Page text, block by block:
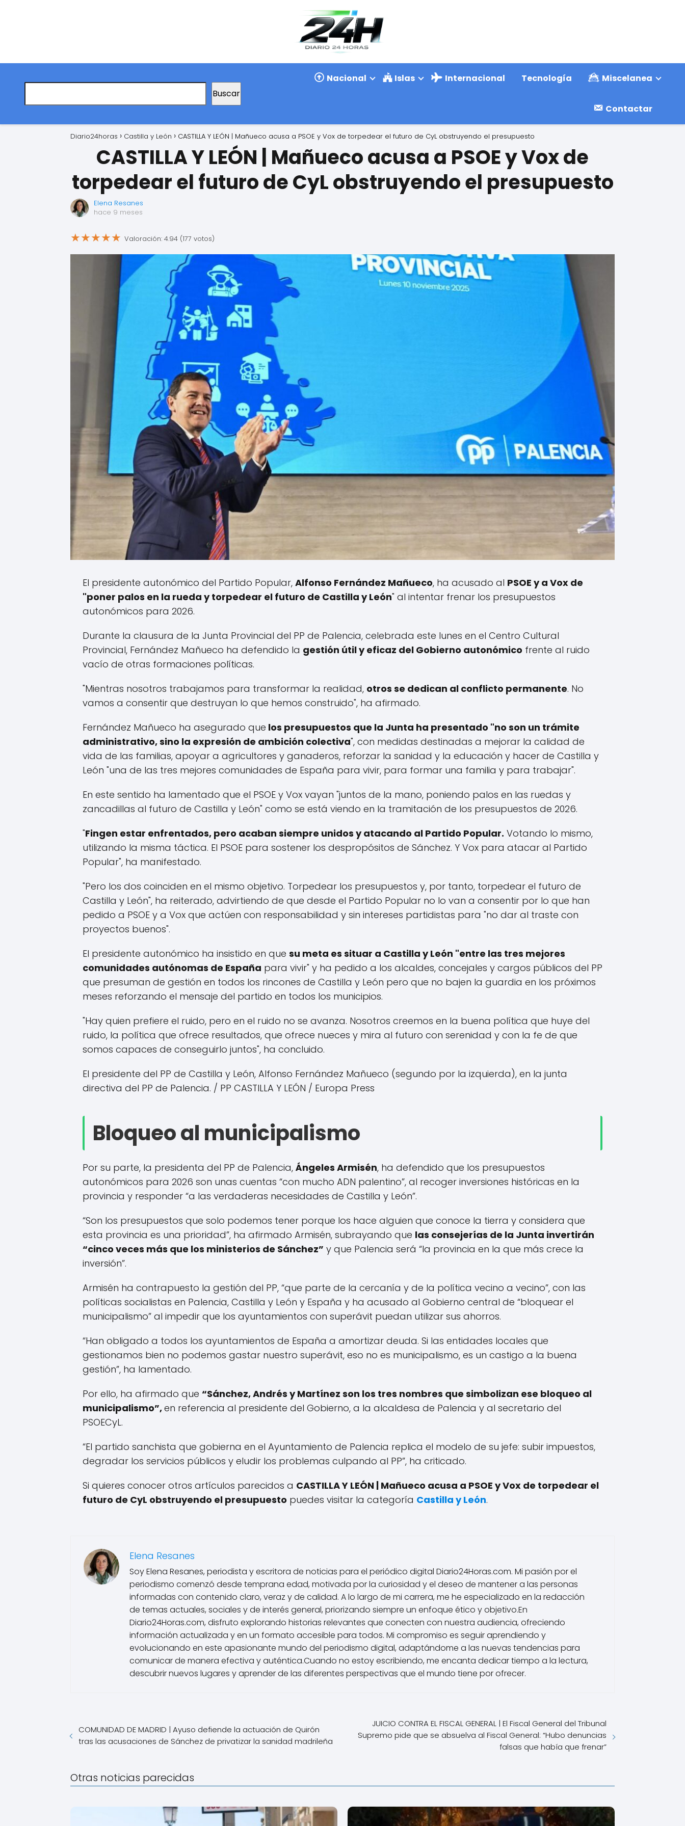
Buscar
Nacional Islas Internacional Tecnología Miscelanea
Contactar
Diario24horas Castilla y León CASTILLA Y LEÓN | Mañueco acusa a PSOE y Vox de torpedear el futuro de CyL obstruyendo el presupuesto
CASTILLA Y LEÓN | Mañueco acusa a PSOE y Vox de
torpedear el futuro de CyL obstruyendo el presupuesto
Elena Resanes
hace 9 meses
★★★★★ Valoración: 4.94 (177 votos)
El presidente autonómico del Partido Popular, Alfonso Fernández Mañueco, ha acusado al PSOE y a Vox de
"poner palos en la rueda y torpedear el futuro de Castilla y León" al intentar frenar los presupuestos
autonómicos para 2026.
Durante la clausura de la Junta Provincial del PP de Palencia, celebrada este lunes en el Centro Cultural
Provincial, Fernández Mañueco ha defendido la gestión útil y eficaz del Gobierno autonómico frente al ruido
vacío de otras formaciones políticas.
"Mientras nosotros trabajamos para transformar la realidad, otros se dedican al conflicto permanente. No
vamos a consentir que destruyan lo que hemos construido", ha afirmado.
Fernández Mañueco ha asegurado que los presupuestos que la Junta ha presentado "no son un trámite
administrativo, sino la expresión de ambición colectiva", con medidas destinadas a mejorar la calidad de
vida de las familias, apoyar a agricultores y ganaderos, reforzar la sanidad y la educación y hacer de Castilla y
León "una de las tres mejores comunidades de España para vivir, para formar una familia y para trabajar".
En este sentido ha lamentado que el PSOE y Vox vayan "juntos de la mano, poniendo palos en las ruedas y
zancadillas al futuro de Castilla y León" como se está viendo en la tramitación de los presupuestos de 2026.
"Fingen estar enfrentados, pero acaban siempre unidos y atacando al Partido Popular. Votando lo mismo,
utilizando la misma táctica. El PSOE para sostener los despropósitos de Sánchez. Y Vox para atacar al Partido
Popular", ha manifestado.
"Pero los dos coinciden en el mismo objetivo. Torpedear los presupuestos y, por tanto, torpedear el futuro de
Castilla y León", ha reiterado, advirtiendo de que desde el Partido Popular no lo van a consentir por lo que han
pedido a PSOE y a Vox que actúen con responsabilidad y sin intereses partidistas para "no dar al traste con
proyectos buenos".
El presidente autonómico ha insistido en que su meta es situar a Castilla y León "entre las tres mejores
comunidades autónomas de España para vivir" y ha pedido a los alcaldes, concejales y cargos públicos del PP
que presuman de gestión en todos los rincones de Castilla y León pero que no bajen la guardia en los próximos
meses reforzando el mensaje del partido en todos los municipios.
"Hay quien prefiere el ruido, pero en el ruido no se avanza. Nosotros creemos en la buena política que huye del
ruido, la política que ofrece resultados, que ofrece nueces y mira al futuro con serenidad y con la fe de que
somos capaces de conseguirlo juntos", ha concluido.
El presidente del PP de Castilla y León, Alfonso Fernández Mañueco (segundo por la izquierda), en la junta
directiva del PP de Palencia. / PP CASTILLA Y LEÓN / Europa Press
Bloqueo al municipalismo
Por su parte, la presidenta del PP de Palencia, Ángeles Armisén, ha defendido que los presupuestos
autonómicos para 2026 son unas cuentas “con mucho ADN palentino”, al recoger inversiones históricas en la
provincia y responder “a las verdaderas necesidades de Castilla y León”.
“Son los presupuestos que solo podemos tener porque los hace alguien que conoce la tierra y considera que
esta provincia es una prioridad”, ha afirmado Armisén, subrayando que las consejerías de la Junta invertirán
“cinco veces más que los ministerios de Sánchez” y que Palencia será “la provincia en la que más crece la
inversión”.
Armisén ha contrapuesto la gestión del PP, “que parte de la cercanía y de la política vecino a vecino”, con las
políticas socialistas en Palencia, Castilla y León y España y ha acusado al Gobierno central de “bloquear el
municipalismo” al impedir que los ayuntamientos con superávit puedan utilizar sus ahorros.
“Han obligado a todos los ayuntamientos de España a amortizar deuda. Si las entidades locales que
gestionamos bien no podemos gastar nuestro superávit, eso no es municipalismo, es un castigo a la buena
gestión”, ha lamentado.
Por ello, ha afirmado que “Sánchez, Andrés y Martínez son los tres nombres que simbolizan ese bloqueo al
municipalismo”,en referencia al presidente del Gobierno, a la alcaldesa de Palencia y al secretario del
PSOECyL.
“El partido sanchista que gobierna en el Ayuntamiento de Palencia replica el modelo de su jefe: subir impuestos,
degradar los servicios públicos y eludir los problemas culpando al PP”, ha criticado.
Si quieres conocer otros artículos parecidos a CASTILLA Y LEÓN | Mañueco acusa a PSOE y Vox de torpedear el
futuro de CyL obstruyendo el presupuesto puedes visitar la categoría Castilla y León.
Elena Resanes
Soy Elena Resanes, periodista y escritora de noticias para el periódico digital Diario24Horas.com. Mi pasión por el
periodismo comenzó desde temprana edad, motivada por la curiosidad y el deseo de mantener a las personas
informadas con contenido claro, veraz y de calidad. A lo largo de mi carrera, me he especializado en la redacción
de temas actuales, sociales y de interés general, priorizando siempre un enfoque ético y objetivo.En
Diario24Horas.com, disfruto explorando historias relevantes que conecten con nuestra audiencia, ofreciendo
información actualizada y en un formato accesible para todos. Mi compromiso es seguir aprendiendo y
evolucionando en este apasionante mundo del periodismo digital, adaptándome a las nuevas tendencias para
comunicar de manera efectiva y auténtica.Cuando no estoy escribiendo, me encanta dedicar tiempo a la lectura,
descubrir nuevos lugares y aprender de las diferentes perspectivas que el mundo tiene por ofrecer.
COMUNIDAD DE MADRID | Ayuso defiende la actuación de Quirón
tras las acusaciones de Sánchez de privatizar la sanidad madrileña
JUICIO CONTRA EL FISCAL GENERAL | El Fiscal General del Tribunal
Supremo pide que se absuelva al Fiscal General: “Hubo denuncias
falsas que había que frenar”
Otras noticias parecidas